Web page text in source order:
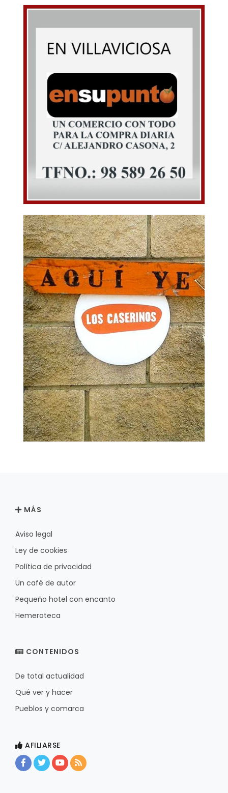
MÁS
Aviso legal
Ley de cookies
Política de privacidad
Un café de autor
Pequeño hotel con encanto
Hemeroteca
CONTENIDOS
De total actualidad
Qué ver y hacer
Pueblos y comarca
AFILIARSE